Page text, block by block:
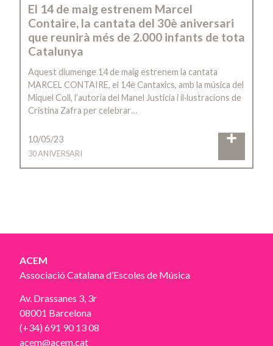
El 14 de maig estrenem Marcel
Contaire, la cantata del 30è aniversari
que reunirà més de 2.000 infants de tota
Catalunya
Aquest diumenge 14 de maig estrenem la cantata
MARCEL CONTAIRE, el 14è Cantaxics, amb la música del
Miquel Coll, l’autoria del Manel Justicia i il·lustracions de
Cristina Zafra per celebrar…
10/05/23
30 ANIVERSARI
ACEM
Associació Catalana d’Escoles de Música
Av. Drassanes 3, 3r
08001 Barcelona
(+34) 691 90 13 08
acem@acem.cat